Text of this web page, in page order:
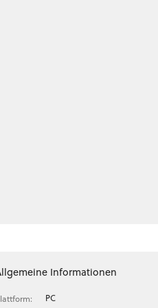
Informationen
PC